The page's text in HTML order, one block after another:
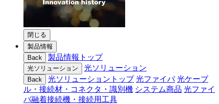
閉じる
製品情報
Back
製品情報トップ
光ソリューション 光ソリューション
Back 光ソリューショントップ 光ファイバ 光ケーブ
ル・接続材・コネクタ・識別機 システム商品 光ファイ
バ融着接続機・接続用工具